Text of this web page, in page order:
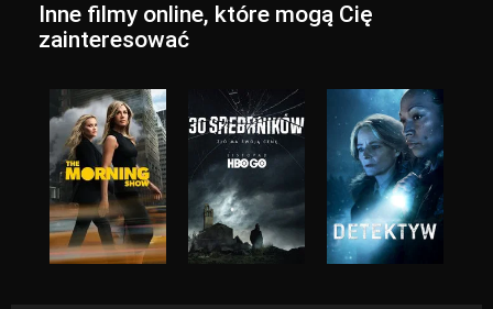
Inne filmy online, które mogą Cię
zainteresować